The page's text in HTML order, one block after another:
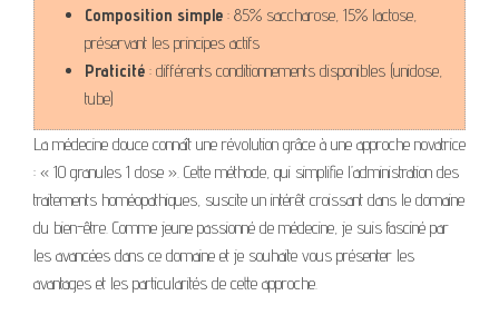
Composition simple : 85% saccharose, 15% lactose,
préservant les principes actifs
Praticité : différents conditionnements disponibles (unidose,
tube)
La médecine douce connaît une révolution grâce à une approche novatrice
: « 10 granules 1 dose ». Cette méthode, qui simplifie l’administration des
traitements homéopathiques, suscite un intérêt croissant dans le domaine
du bien-être. Comme jeune passionné de médecine, je suis fasciné par
les avancées dans ce domaine et je souhaite vous présenter les
avantages et les particularités de cette approche.